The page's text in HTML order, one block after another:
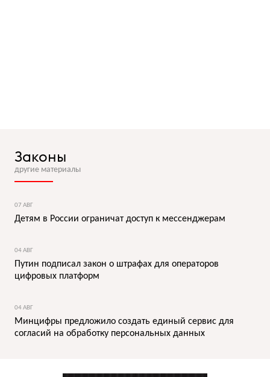
Законы
другие материалы
07 АВГ
Детям в России ограничат доступ к мессенджерам
04 АВГ
Путин подписал закон о штрафах для операторов
цифровых платформ
04 АВГ
Минцифры предложило создать единый сервис для
согласий на обработку персональных данных